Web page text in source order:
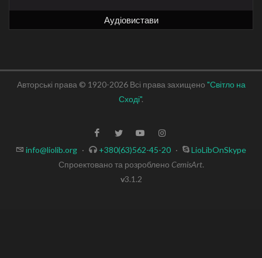
Аудіовистави
Авторські права © 1920-2026 Всі права захищено "Світло на
Сході".
info@liolib.org · +380(63)562-45-20 ·
LioLibOnSkype
Спроектовано та розроблено CemisArt.
v3.1.2